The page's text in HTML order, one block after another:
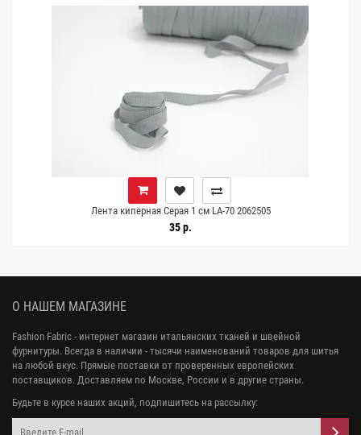
Лента киперная Серая 1 см LA-70 2062505
35 р.
О НАШЕМ МАГАЗИНЕ
Fashion Fabric - интернет магазин итальянских тканей и швейной
фурнитуры. Всегда в наличии - тысячи наименований товаров для шитья
на любой вкус. Прямые поставки от проверенных европейских
поставщиков. Доставляем по Москве, России и в другие страны.
Будьте в курсе наших акций, подпишитесь на рассылку: